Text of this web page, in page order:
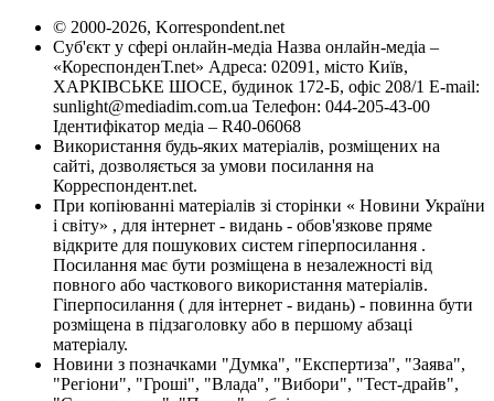
© 2000-2026, Korrespondent.net
Суб'єкт у сфері онлайн-медіа Назва онлайн-медіа –
«КореспонденТ.net» Адреса: 02091, місто Київ,
ХАРКІВСЬКЕ ШОСЕ, будинок 172-Б, офіс 208/1 E-mail:
sunlight@mediadim.com.ua Телефон: 044-205-43-00
Ідентифікатор медіа – R40-06068
Використання будь-яких матеріалів, розміщених на
сайті, дозволяється за умови посилання на
Корреспондент.net.
При копіюванні матеріалів зі сторінки « Новини України
і світу» , для інтернет - видань - обов'язкове пряме
відкрите для пошукових систем гіперпосилання .
Посилання має бути розміщена в незалежності від
повного або часткового використання матеріалів.
Гіперпосилання ( для інтернет - видань) - повинна бути
розміщена в підзаголовку або в першому абзаці
матеріалу.
Новини з позначками "Думка", "Експертиза", "Заява",
"Регіони", "Гроші", "Влада", "Вибори", "Тест-драйв",